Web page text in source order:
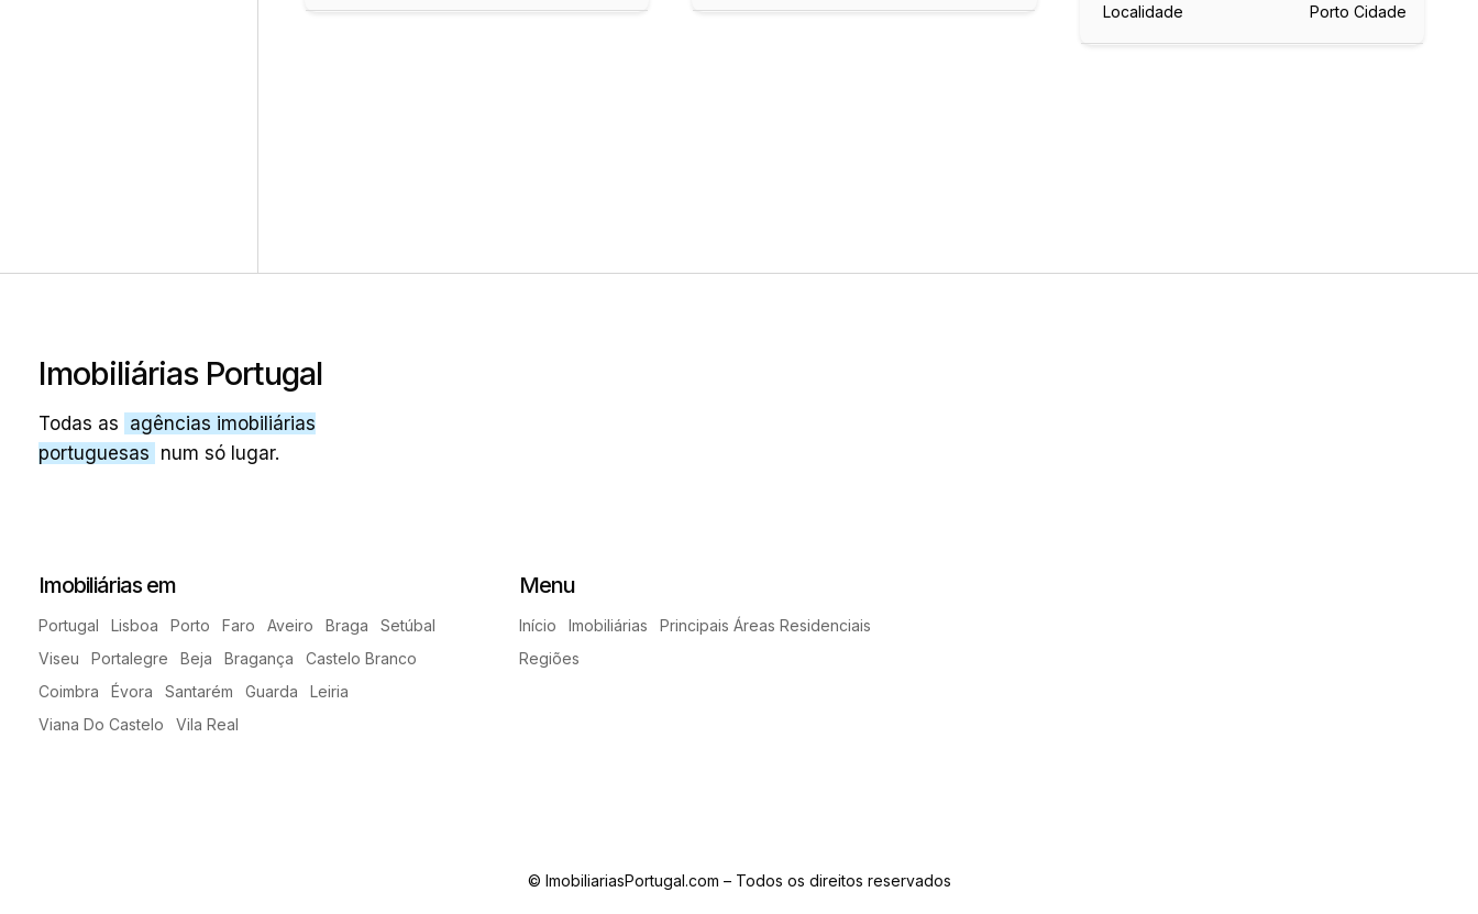
Localidade Porto Cidade
Imobiliárias Portugal
Todas as agências imobiliárias
portuguesas num só lugar.
Imobiliárias em
Portugal Lisboa Porto Faro Aveiro Braga
Setúbal
Viseu
Portalegre Beja Bragança
Castelo Branco
Coimbra
Évora Santarém Guarda
Leiria
Viana Do Castelo
Vila Real
Menu
Início Imobiliárias
Principais Áreas Residenciais
Regiões
© ImobiliariasPortugal.com – Todos os direitos reservados